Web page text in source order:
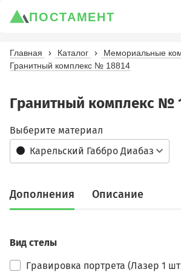
ПОСТАМЕНТ
Главная Каталог
Мемориальные
Гранитный комплекс № 18814
Гранитный комплекс №
Карельский Габбро Диабаз
Выберите материал
Дополнения Описание
Вид стелы
Гравировка портрета (Лазер 1